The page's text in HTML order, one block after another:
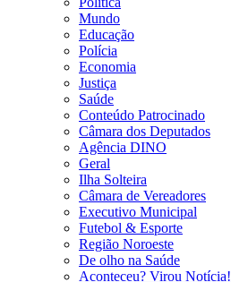
Mundo
Educação
Polícia
Economia
Justiça
Saúde
Conteúdo Patrocinado
Câmara dos Deputados
Agência DINO
Geral
Ilha Solteira
Câmara de Vereadores
Executivo Municipal
Futebol & Esporte
Região Noroeste
De olho na Saúde
Aconteceu? Virou Notícia!